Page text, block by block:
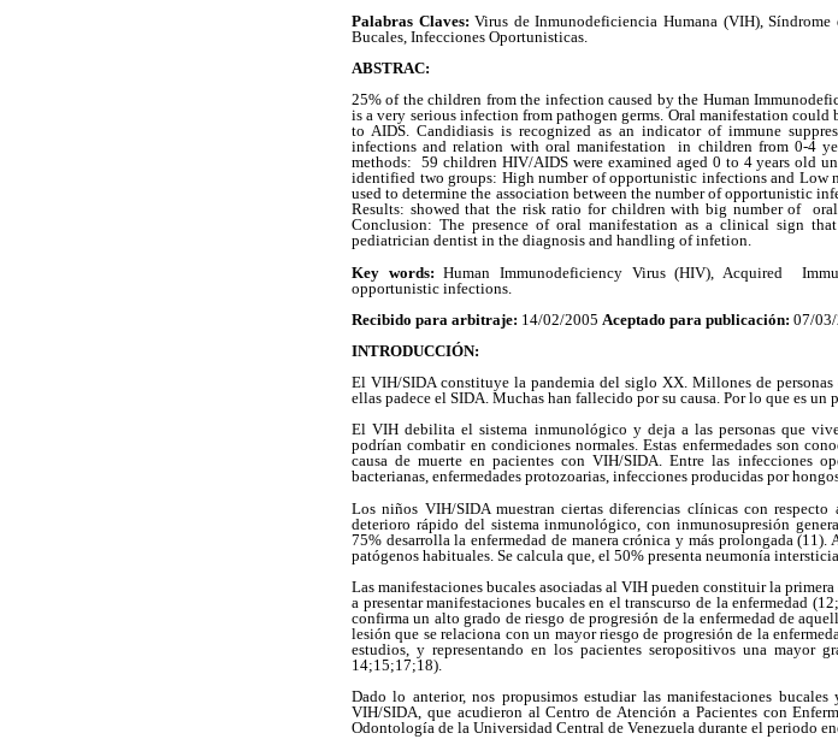
Palabras Claves: Virus de Inmunodeficiencia Humana (VIH),
Bucales, Infecciones Oportunisticas.
ABSTRAC:
25% of the children from the infection caused by the Human
is a very serious infection from pathogen germs. Oral manifestation
to AIDS. Candidiasis is recognized as an indicator of immune
infections and relation with oral manifestation in children from 0-4
methods: 59 children HIV/AIDS were examined aged 0 to 4 years old
identified two groups: High number of opportunistic infections and Low
used to determine the association between the number of opportunistic
Results: showed that the risk ratio for children with big number of
Conclusion: The presence of oral manifestation as a clinical sign
pediatrician dentist in the diagnosis and handling of infetion.
Key words: Human Immunodeficiency Virus (HIV), Acquired
opportunistic infections.
Recibido para arbitraje: 14/02/2005 Aceptado para publicación: 07/
INTRODUCCIÓN:
El VIH/SIDA constituye la pandemia del siglo XX. Millones de
ellas padece el SIDA. Muchas han fallecido por su causa. Por lo que es
El VIH debilita el sistema inmunológico y deja a las personas que
podrían combatir en condiciones normales. Estas enfermedades son
causa de muerte en pacientes con VIH/SIDA. Entre las infecciones
bacterianas, enfermedades protozoarias, infecciones producidas por
Los niños VIH/SIDA muestran ciertas diferencias clínicas con
deterioro rápido del sistema inmunológico, con inmunosupresión
75% desarrolla la enfermedad de manera crónica y más prolongada (11).
patógenos habituales. Se calcula que, el 50% presenta neumonía
Las manifestaciones bucales asociadas al VIH pueden constituir la
a presentar manifestaciones bucales en el transcurso de la enfermedad
confirma un alto grado de riesgo de progresión de la enfermedad de
lesión que se relaciona con un mayor riesgo de progresión de la
estudios, y representando en los pacientes seropositivos una mayor
14;15;17;18).
Dado lo anterior, nos propusimos estudiar las manifestaciones
VIH/SIDA, que acudieron al Centro de Atención a Pacientes con
Odontología de la Universidad Central de Venezuela durante el periodo